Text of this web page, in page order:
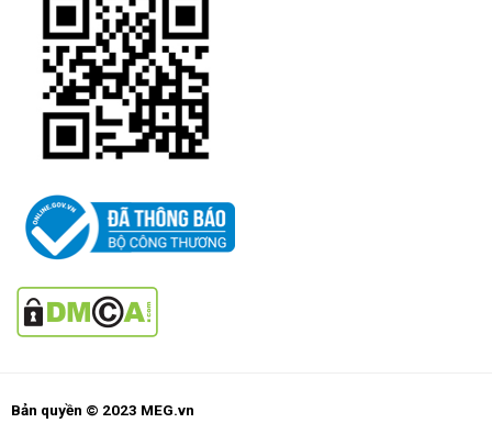
Bản quyền © 2023 MEG.vn